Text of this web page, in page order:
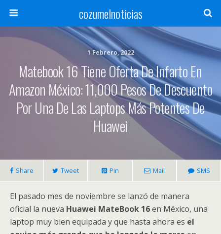
cozumelnoticias
1 Febrero, 2022
Matebook 16 Tiene Oferta De Infarto En
Amazon México: 11,000 Pesos De Descuento
Por Una De Las Laptops Más Potentes De
Huawei
Share Tweet Pin Mail SMS
El pasado mes de noviembre se lanzó de manera
oficial la nueva Huawei MateBook 16en México, una
laptop muy bien equipada y que hasta ahora es el